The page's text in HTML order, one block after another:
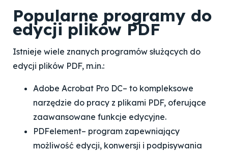
Popularne programy do
edycji plików PDF
Istnieje wiele znanych programów służących do
edycji plików PDF, m.in.:
Adobe Acrobat Pro DC– to kompleksowe
narzędzie do pracy z plikami PDF, oferujące
zaawansowane funkcje edycyjne.
PDFelement– program zapewniający
możliwość edycji, konwersji i podpisywania